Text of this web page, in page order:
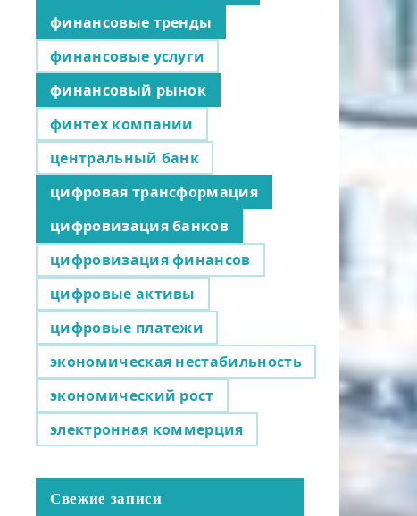
финансовые тренды
финансовые услуги
финансовый рынок
финтех компании
центральный банк
цифровая трансформация
цифровизация банков
цифровизация финансов
цифровые активы
цифровые платежи
экономическая нестабильность
экономический рост
электронная коммерция
Свежие записи